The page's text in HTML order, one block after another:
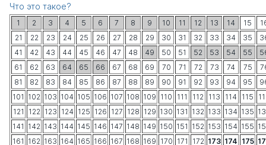
Что это такое?
1 2 3 4 5 6 7 8 9 10 11 12 13 14 15
21
22 23 24 25 26 27 28 29 30 31 32 33 34 35
41
42 43 44 45 46 47 48 49 50 51 52 53 54 55
61
62 63 64 65 66 67 68 69 70 71 72 73 74 75
81
82 83 84 85 86 87 88 89 90 91 92 93 94 95
101 102 103 104 105 106 107 108 109 110 111 112 113 114 115
121
122 123 124 125 126 127 128 129 130 131 132 133 134 135
141 142 143 144 145 146 147 148 149 150 151 152 153 154 155
161 162 163 164 165 166 167 168 169 170 171 172 173 174 175